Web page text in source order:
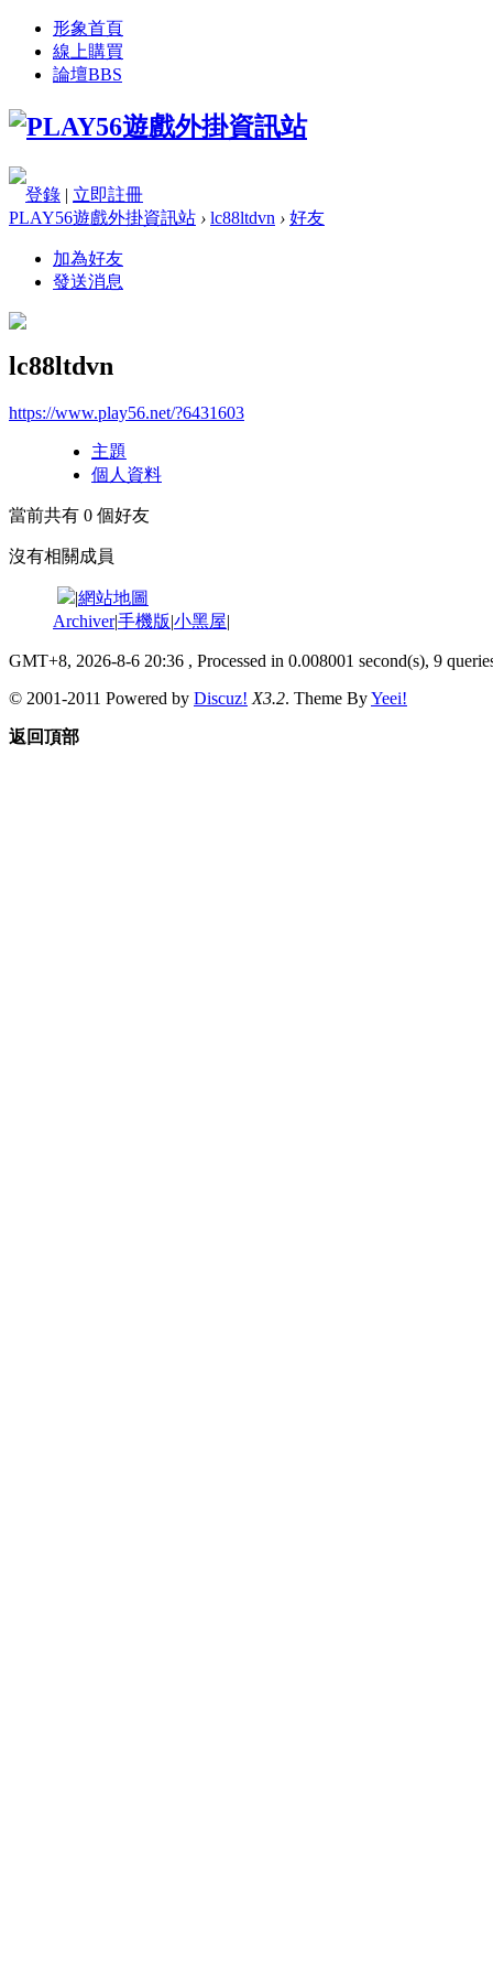
形象首頁
線上購買
論壇BBS
登錄 | 立即註冊
PLAY56遊戲外掛資訊站 › lc88ltdvn › 好友
加為好友
發送消息
lc88ltdvn
https://www.play56.net/?6431603
主題
個人資料
當前共有 0 個好友
沒有相關成員
|網站地圖
Archiver|手機版|小黑屋|
GMT+8, 2026-8-6 20:36 , Processed in 0.008001 second(s), 9
© 2001-2011 Powered by Discuz! X3.2. Theme ByYeei!
返回頂部